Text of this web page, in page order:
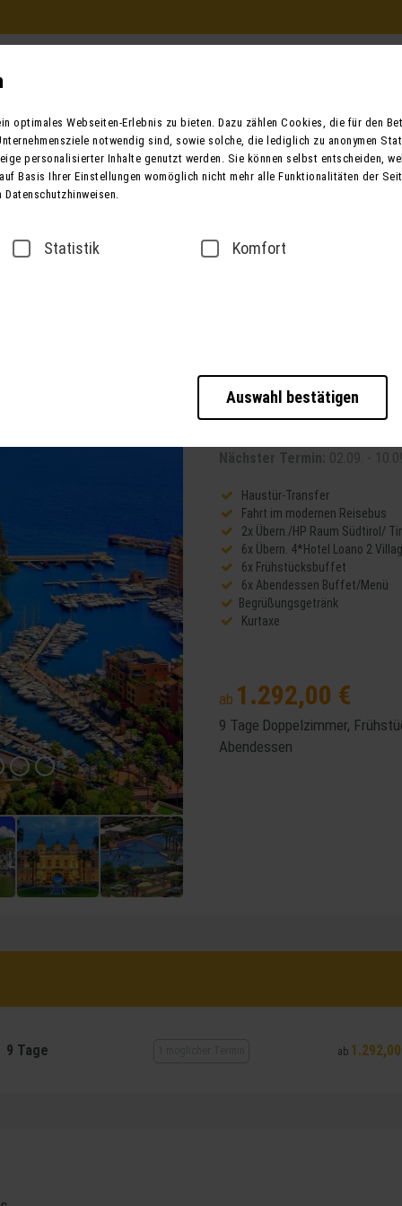
oder telefonisch unter:
0049 (0) 3631 6280
Bus mieten Taxi / Zustiege
Cote d'Azur
Italienische
Nächster Termin: 02.09. -
Haustür-Transfer
Fahrt im modernen Reisebus
2x Übern./HP Raum Südtirol/
6x Übern. 4*Hotel Loano 2
6x Frühstücksbuffet
6x Abendessen Buffet/Menü
Begrüßungsgetränk
Kurtaxe
ab 1.292,00 €
9 Tage Doppelzimmer,
Abendessen
9 Tage ab
optimales Webseiten-Erlebnis zu bieten. Dazu zählen Cookies, die für den
notwendig sind, sowie solche, die lediglich zu anonymen
personalisierter Inhalte genutzt werden. Sie können selbst entscheiden,
Basis Ihrer Einstellungen womöglich nicht mehr alle Funktionalitäten der
Statistik Komfort
Seite unbedingt notwendig und ermöglichen beispielsweise
ebenfalls erkennen, ob Sie in Ihrem Profil eingeloggt bleiben möchten, um
und den Effekt bestimmter Seiten unseres Web-Auftritts ermitteln
diese Dienste kann es zu einer Drittlands Übermittlung, der auf unsere
Ihrer Daten finden Sie in unserenDatenschutzhinweisen .
Bedienung der Seite zu erleichtern.
Auswahl bestätigen